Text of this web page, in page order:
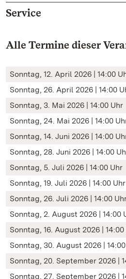
Service
Alle Termine dieser
Sonntag, 12. April 2026 | 14:00
Sonntag, 26. April 2026 | 14:00
Sonntag, 3. Mai 2026 | 14:00 Uhr
Sonntag, 24. Mai 2026 | 14:00
Sonntag, 14. Juni 2026 | 14:00
Sonntag, 28. Juni 2026 | 14:00
Sonntag, 5. Juli 2026 | 14:00 Uhr
Sonntag, 19. Juli 2026 | 14:00 Uhr
Sonntag, 26. Juli 2026 | 14:00
Sonntag, 2. August 2026 | 14:00
Sonntag, 16. August 2026 | 14:00
Sonntag, 30. August 2026 |
Sonntag, 20. September 2026 |
Sonntag, 27. September 2026 |